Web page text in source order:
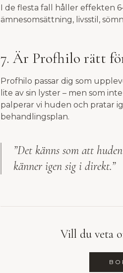
I de flesta fall håller effekten
ämnesomsättning, livsstil,
7. Är Profhilo rätt
Profhilo passar dig som
lite av sin lyster – men som
palperar vi huden och pratar
behandlingsplan.
”Det känns som att
känner igen sig i direkt.”
Vill du veta